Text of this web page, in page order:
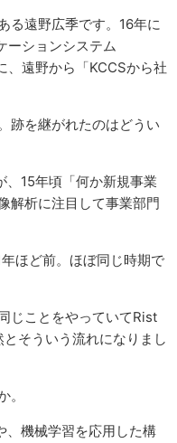
る遠野広季です。16年に
ーションシステム
、遠野から「KCCSから社
跡を継がれたのはどうい
、15年頃「何か新規事業
解析に注目して事業部門
ほど前。ほぼ同じ時期で
じことをやっていてRist
そういう流れになりまし
、機械学習を応用した構